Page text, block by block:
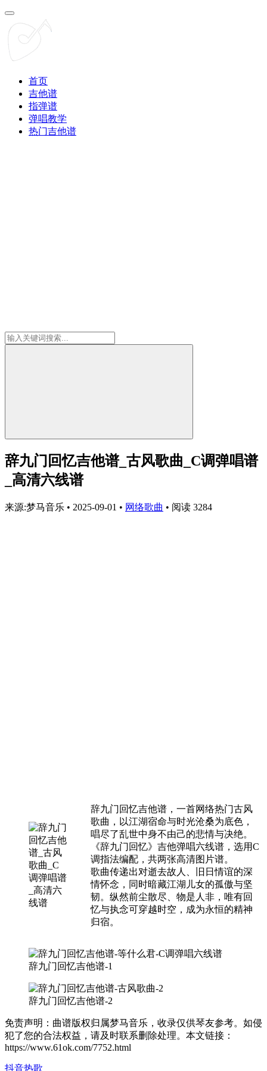
首页
吉他谱
指弹谱
弹唱教学
热门吉他谱
辞九门回忆吉他谱_古风歌曲_C调弹唱谱
_高清六线谱
来源:梦马音乐 • 2025-09-01 • 网络歌曲 • 阅读 3284
辞九门回忆吉他谱，一首网络热门古风
歌曲，以江湖宿命与时光沧桑为底色，
唱尽了乱世中身不由己的悲情与决绝。
《辞九门回忆》吉他弹唱六线谱，选用C
调指法编配，共两张高清图片谱。
歌曲传递出对逝去故人、旧日情谊的深
情怀念，同时暗藏江湖儿女的孤傲与坚
韧。纵然前尘散尽、物是人非，唯有回
忆与执念可穿越时空，成为永恒的精神
归宿。
辞九门回忆吉他谱-1
辞九门回忆吉他谱-2
免责声明：曲谱版权归属梦马音乐，收录仅供琴友参考。如侵
犯了您的合法权益，请及时联系删除处理。本文链接：
https://www.61ok.com/7752.html
抖音热歌